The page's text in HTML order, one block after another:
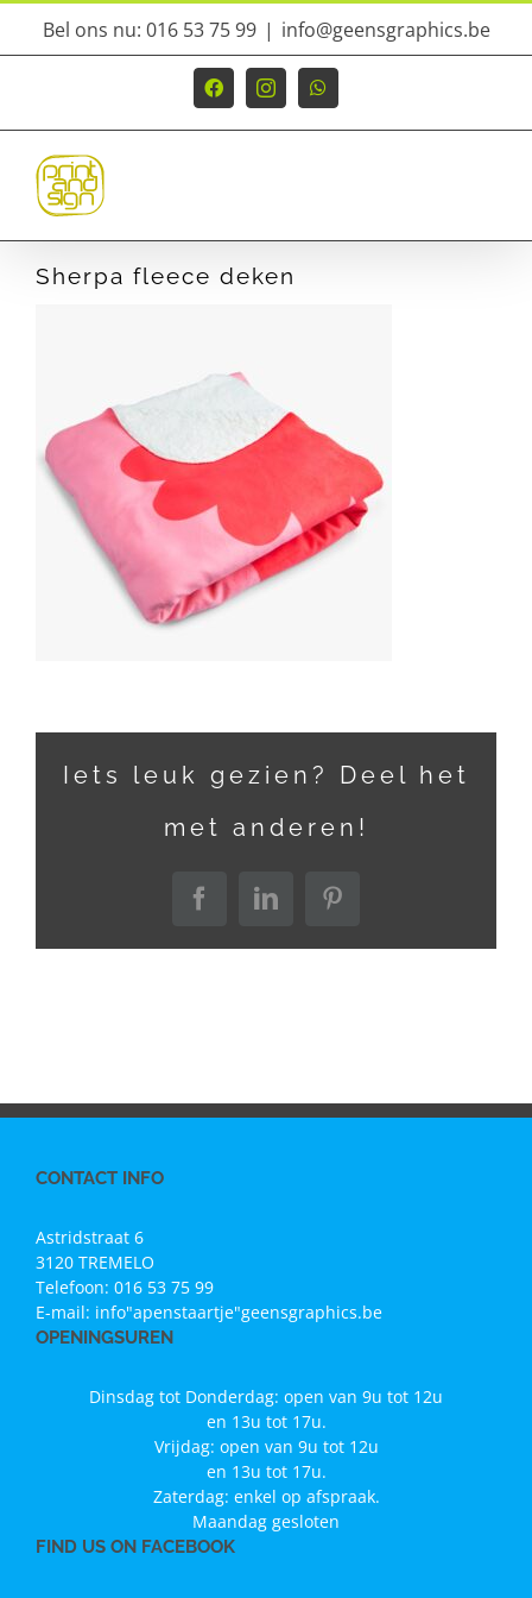
Ga
inhoud
Bel ons nu: 016 53 75 99 | info@geensgraphics.be
FacebookInstagramWhatsApp
Sherpa fleece deken
Iets leuk gezien? Deel het
met anderen!
FacebookLinkedInPinterest
CONTACT INFO
Astridstraat 6
3120 TREMELO
Telefoon: 016 53 75 99
E-mail: info"apenstaartje"geensgraphics.be
OPENINGSUREN
Dinsdag tot Donderdag: open van 9u tot 12u
en 13u tot 17u.
Vrijdag: open van 9u tot 12u
en 13u tot 17u.
Zaterdag: enkel op afspraak.
Maandag gesloten
FIND US ON FACEBOOK